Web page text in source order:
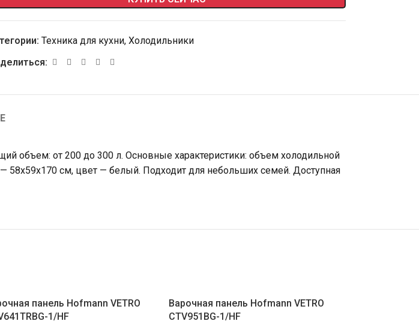
Техника для кухни, Холодильники
объем: от 200 до 300 л. Основные характеристики: объем холодильной
см, цвет — белый. Подходит для небольших семей. Доступная
панель Hofmann VETRO
1/HF
Варочная панель Hofmann VETRO
CTV951BG-1/HF